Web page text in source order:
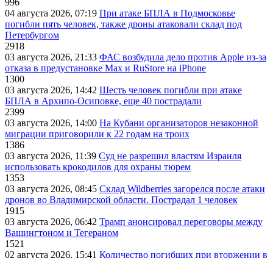
04 августа 2026, 07:19 При атаке БПЛА в Подмосковье
погибли пять человек, также дроны атаковали склад под
Петербургом
2918
03 августа 2026, 21:33 ФАС возбудила дело против Apple из-за
отказа в предустановке Max и RuStore на iPhone
1300
03 августа 2026, 14:42 Шесть человек погибли при атаке
БПЛА в Архипо-Осиповке, еще 40 пострадали
2399
03 августа 2026, 14:00 На Кубани организаторов незаконной
миграции приговорили к 22 годам на троих
1386
03 августа 2026, 11:39 Суд не разрешил властям Израиля
использовать крокодилов для охраны тюрем
1353
03 августа 2026, 08:45 Склад Wildberries загорелся после атаки
дронов во Владимирской области. Пострадал 1 человек
1915
03 августа 2026, 06:42 Трамп анонсировал переговоры между
Вашингтоном и Тегераном
1521
02 августа 2026, 15:41 Количество погибших при вторжении в